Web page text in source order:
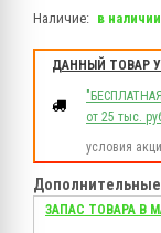
Наличие: в наличии
ДАННЫЙ ТОВАР
от 25 тыс.
условия
Дополнительные
ЗАПАС ТОВАРА В